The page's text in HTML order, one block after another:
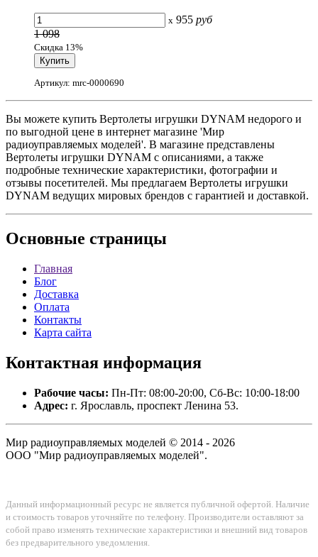
x 955 руб
1 098
Скидка 13%
Артикул: mrc-0000690
Вы можете купить Вертолеты игрушки DYNAM недорого и
по выгодной цене в интернет магазине 'Мир
радиоуправляемых моделей'. В магазине представлены
Вертолеты игрушки DYNAM с описаниями, а также
подробные технические характеристики, фотографии и
отзывы посетителей. Мы предлагаем Вертолеты игрушки
DYNAM ведущих мировых брендов с гарантией и доставкой.
Основные страницы
Главная
Блог
Доставка
Оплата
Контакты
Карта сайта
Контактная информация
Рабочие часы: Пн-Пт: 08:00-20:00, Сб-Вс: 10:00-18:00
Адрес: г. Ярославль, проспект Ленина 53.
Мир радиоуправляемых моделей © 2014 - 2026
ООО "Мир радиоуправляемых моделей".
Данный информационный ресурс не является публичной офертой. Наличие
и стоимость товаров уточняйте по телефону. Производители оставляют за
собой право изменять технические характеристики и внешний вид товаров
без предварительного уведомления.